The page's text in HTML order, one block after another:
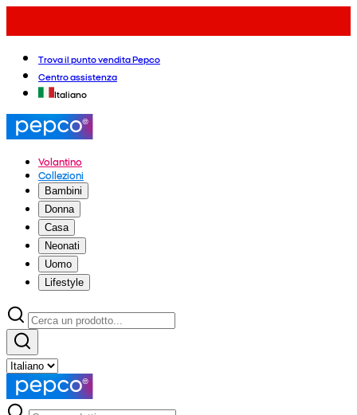
Trova il punto vendita Pepco
Centro assistenza
Italiano
Volantino
Collezioni
Bambini
Donna
Casa
Neonati
Uomo
Lifestyle